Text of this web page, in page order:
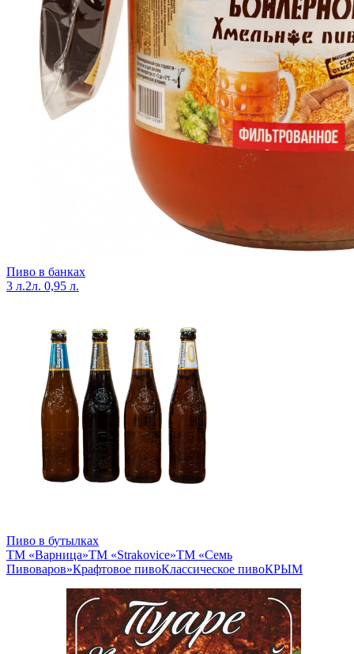
Пиво в банках
3 л.2л. 0,95 л.
Пиво в бутылках
ТМ «Варница»ТМ «Strakovice»ТМ «Семь
Пивоваров»Крафтовое пивоКлассическое пивоКРЫМ